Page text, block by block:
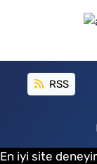
RSS
En iyi site